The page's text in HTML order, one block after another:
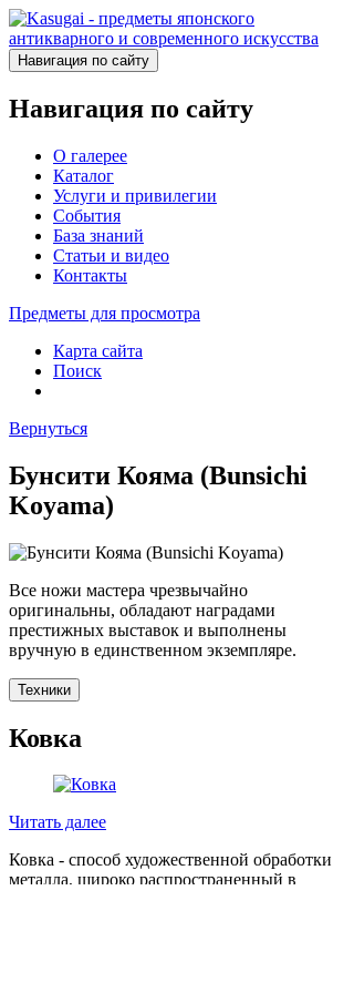
Навигация по сайту
Навигация по сайту
О галерее
Каталог
Услуги и привилегии
События
База знаний
Статьи и видео
Контакты
Предметы для просмотра
Карта сайта
Поиск
Вернуться
Бунсити Кояма (Bunsichi
Koyama)
Все ножи мастера чрезвычайно
оригинальны, обладают наградами
престижных выставок и выполнены
вручную в единственном экземпляре.
Техники
Ковка
Читать далее
Ковка - способ художественной обработки
металла, широко распространенный в